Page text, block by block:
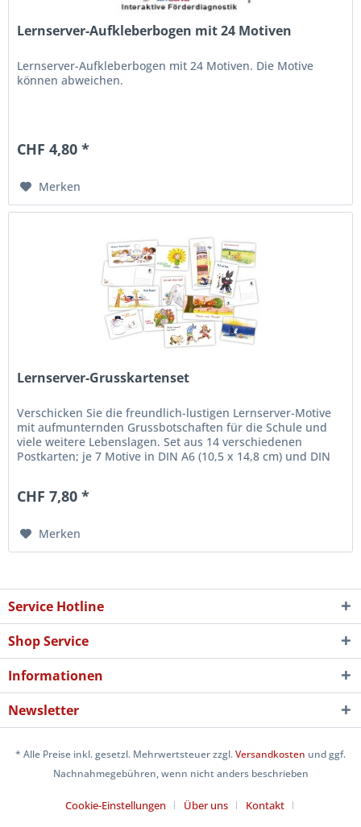
Lernserver-Aufkleberbogen mit 24 Motiven
Lernserver-Aufkleberbogen mit 24 Motiven. Die Motive
können abweichen.
CHF 4,80 *
Merken
Lernserver-Grusskartenset
Verschicken Sie die freundlich-lustigen Lernserver-Motive
mit aufmunternden Grussbotschaften für die Schule und
viele weitere Lebenslagen. Set aus 14 verschiedenen
Postkarten; je 7 Motive in DIN A6 (10,5 x 14,8 cm) und DIN
CHF 7,80 *
Merken
Service Hotline
Shop Service
Informationen
Newsletter
* Alle Preise inkl. gesetzl. Mehrwertsteuer zzgl.Versandkosten und ggf.
Nachnahmegebühren, wenn nicht anders beschrieben
Cookie-Einstellungen Über uns
Kontakt